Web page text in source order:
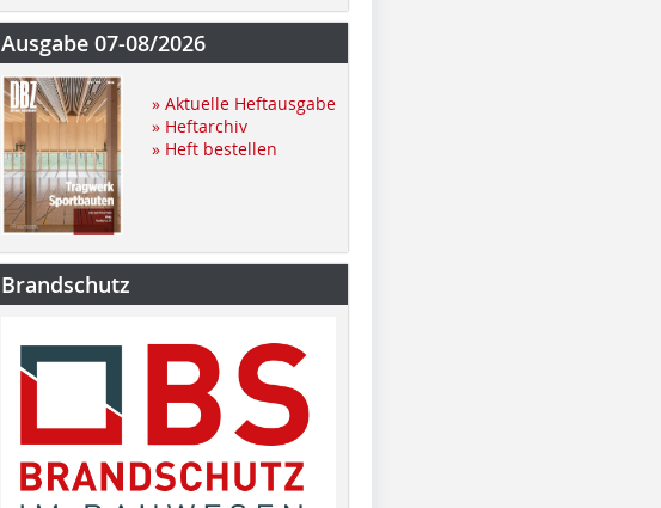
Ausgabe 07-08/2026
» Aktuelle Heftausgabe
» Heftarchiv
» Heft bestellen
Brandschutz